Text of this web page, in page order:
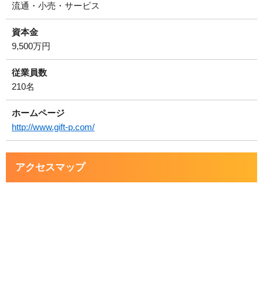
流通・小売・サービス
資本金
9,500万円
従業員数
210名
ホームページ
http://www.gift-p.com/
アクセスマップ